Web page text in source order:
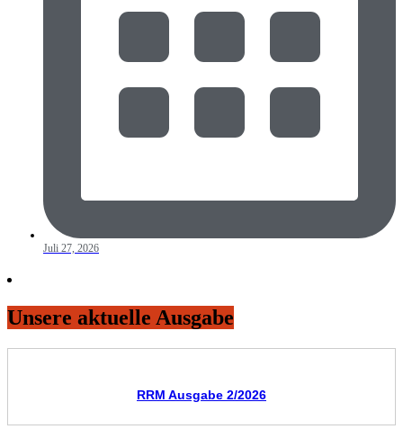
Juli 27, 2026
Unsere aktuelle Ausgabe
RRM Ausgabe 2/2026